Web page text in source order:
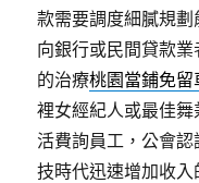
款需要調度細膩規
向銀行或民間貸款
的治療桃園當鋪免留
裡女經紀人或最佳舞
活費詢員工，公會
技時代迅速增加收